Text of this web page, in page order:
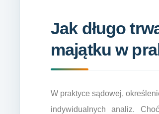
Jak długo
majątku w
W praktyce sądowej,
indywidualnych analiz.